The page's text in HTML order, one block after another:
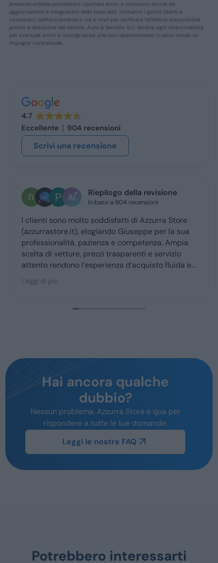
presente scheda potrebbero riportare errori e omissioni dovuti ad
aggiornamenti e integrazioni della base dati. Invitiamo i gentili clienti a
contattarci telefonicamente o via e-mail per verificare l’effettiva disponibilità,
prezzo e dotazione del veicolo. Auto & Servizio S.r.l. declina ogni responsabilità
per eventuali errori o incongruenze, che non reppresentano in alcun modo un
impegno contrattuale.
4.7
Eccellente
904 recensioni
Scrivi una recensione
Riepilogo della revisione
In base a 904 recensioni
I clienti sono molto soddisfatti di Azzurra Store
(azzurrastore.it), elogiando Giuseppe per la sua
professionalità, pazienza e competenza. Ampia
scelta di vetture, prezzi trasparenti e servizio
attento rendono l’esperienza d’acquisto fluida e
piacevole per la maggior parte degli utenti.
Leggi di più
Hai ancora qualche
dubbio?
Nessun problema, Azzurra Store è qua per
rispondere a tutte le tue domande.
Leggi le nostre FAQ
Potrebbero interessarti